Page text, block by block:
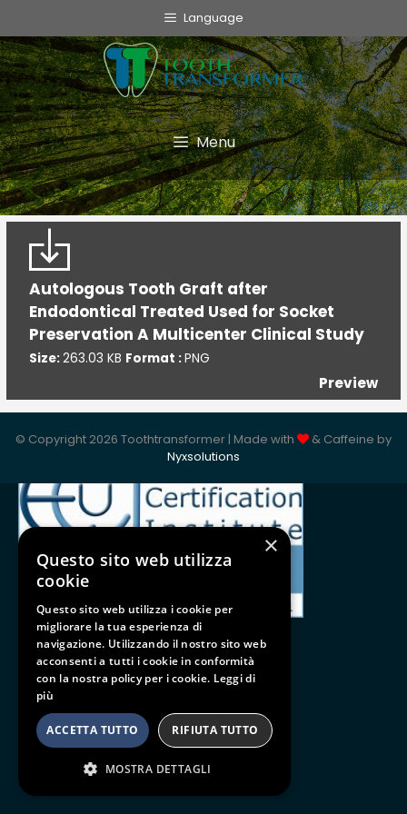
Language
Menu
Autologous Tooth Graft after
Endodontical Treated Used for Socket
Preservation A Multicenter Clinical Study
Size:263.03 KB Format :PNG
Preview
Tooth Transformer system ®
The Device
Grinder
Disposable
TT Fairy
Informative
Cookie Policy
Privacy Policy
Quality Policy
Follow us
BE SOCIAL
© Copyright 2026 Toothtransformer | Made with
& Caffeine by
Nyxsolutions
×
Questo sito web utilizza
cookie
Questo sito web utilizza i cookie per
migliorare la tua esperienza di
navigazione. Utilizzando il nostro sito web
acconsenti a tutti i cookie in conformità
con la nostra policy per i cookie. Leggi di
più
ACCETTA TUTTO RIFIUTA TUTTO
MOSTRA DETTAGLI